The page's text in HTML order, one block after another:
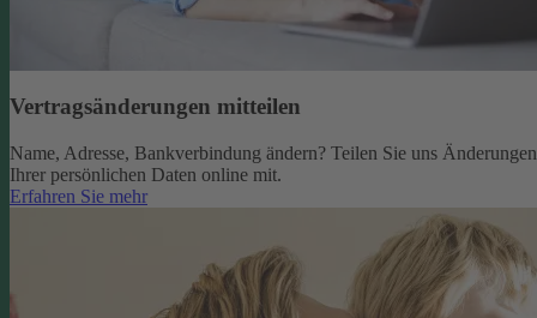
Vertragsänderungen mitteilen
Name, Adresse, Bankverbindung ändern? Teilen Sie uns Änderungen
Ihrer persönlichen Daten online mit.
Erfahren Sie mehr